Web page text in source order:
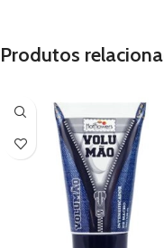
Produtos